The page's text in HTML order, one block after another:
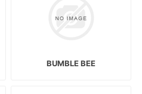
BUMBLE BEE